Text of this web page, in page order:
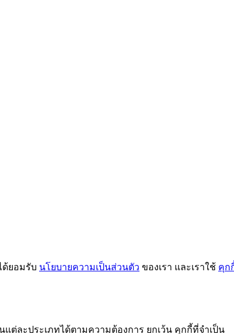
ด้ยอมรับ นโยบายความเป็นส่วนตัว ของเรา และเราใช้ คุก
ต่ละประเภทได้ตามความต้องการ ยกเว้น คุกกี้ที่จำเป็น